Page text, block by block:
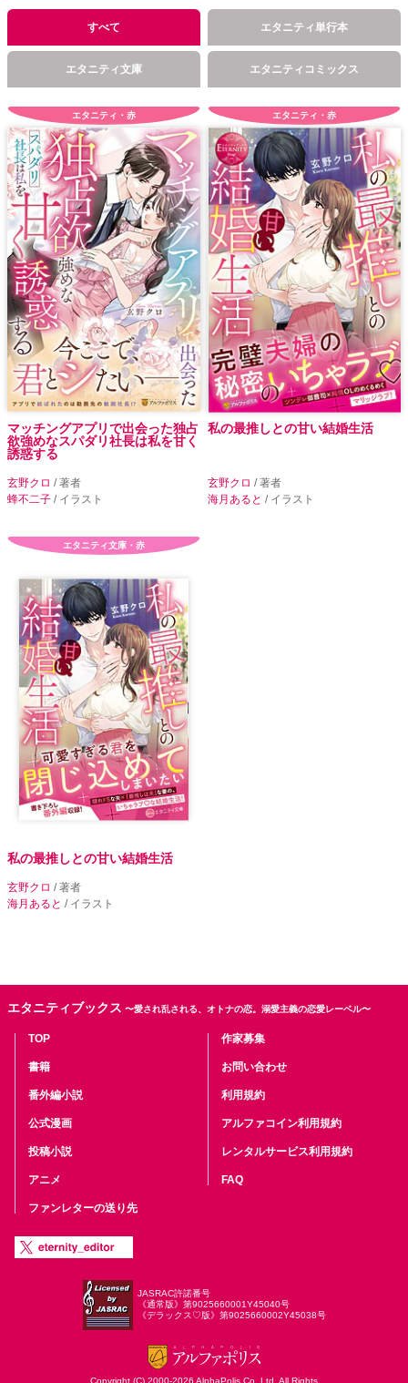
すべて エタニティ単行本
エタニティ文庫 エタニティコミックス
エタニティ・赤
マッチングアプリで出会った独占
欲強めなスパダリ社長は私を甘く
誘惑する
玄野クロ / 著者
蜂不二子 / イラスト
エタニティ・赤
私の最推しとの甘い結婚生活
玄野クロ / 著者
海月あると / イラスト
エタニティ文庫・赤
私の最推しとの甘い結婚生活
玄野クロ / 著者
海月あると / イラスト
エタニティブックス 〜愛され乱される、オトナの恋。溺愛主義の恋愛レーベル〜
TOP
書籍
番外編小説
公式漫画
投稿小説
アニメ
ファンレターの送り先
作家募集
お問い合わせ
利用規約
アルファコイン利用規約
レンタルサービス利用規約
FAQ
JASRAC許諾番号
《通常版》第9025660001Y45040号
《デラックス♡版》第9025660002Y45038号
Copyright (C) 2000-2026 AlphaPolis Co.,Ltd. All Rights